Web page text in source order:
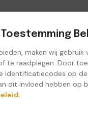
Toestemming
maken wij
te raadplegen. Door
identificatiecodes op
dit invloed hebben op
.